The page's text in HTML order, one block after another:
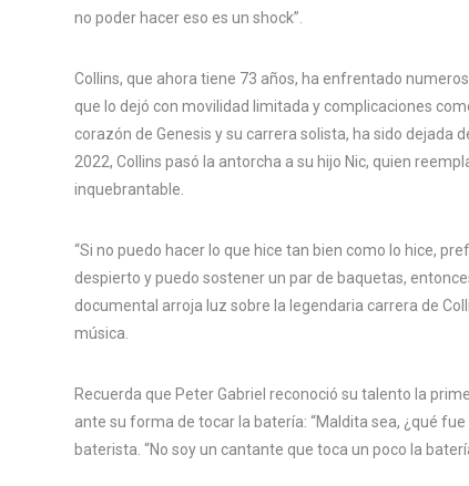
no poder hacer eso es un shock”.
Collins, que ahora tiene 73 años, ha enfrentado
que lo dejó con movilidad limitada y complicaciones
corazón de Genesis y su carrera solista, ha sido dejada
2022, Collins pasó la antorcha a su hijo Nic, quien
inquebrantable.
“Si no puedo hacer lo que hice tan bien como lo hice,
despierto y puedo sostener un par de baquetas,
documental arroja luz sobre la legendaria carrera de
música.
Recuerda que Peter Gabriel reconoció su talento la
ante su forma de tocar la batería: “Maldita sea, ¿qué
baterista. “No soy un cantante que toca un poco la